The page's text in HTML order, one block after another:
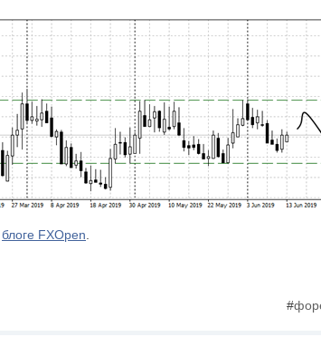
блоге FXOpen
#